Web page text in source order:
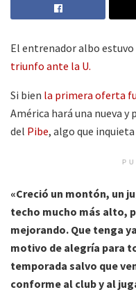
El entrenador albo
triunfo ante la U.
Si bien la primera oferta
América hará una nueva y
del Pibe, algo que
«Creció un montón, un
techo mucho más alto,
mejorando. Que tenga
motivo de alegría para
temporada salvo que
conforme al club y al